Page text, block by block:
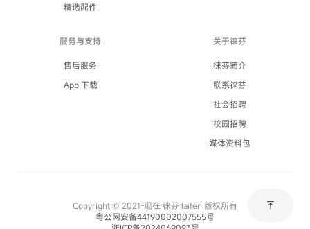
精选配件
服务与支持
售后服务
App 下载
关于徕芬
徕芬简介
联系徕芬
社会招聘
校园招聘
媒体资料包
Copyright © 2021-现在 徕芬 laifen 版权所有
粤公网安备44190002007555号
vertical_align_top